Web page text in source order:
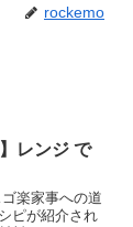
rockemo
レンジ で
楽家事への道
ピが紹介され